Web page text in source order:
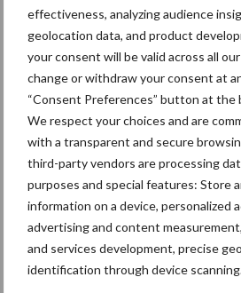
effectiveness, analyzing audience
geolocation data, and product
your consent will be valid across all
change or withdraw your consent at
“Consent Preferences” button at the
We respect your choices and are
with a transparent and secure
third-party vendors are processing
purposes and special features: Store
information on a device, personalized
advertising and content
and services development, precise
identification through device
Primaire
Sidebar
Recent nieuws
“Vraag naar
groter dan ooit”
5 aug
Drie Franse
van 14.000